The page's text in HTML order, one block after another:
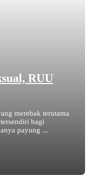
RUU
merebak terutama
bagi
payung ...